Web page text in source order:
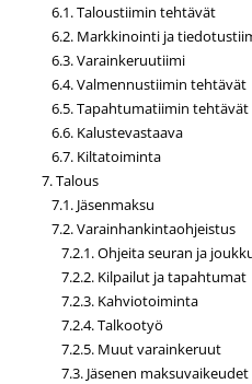
6.1. Taloustiimin tehtävät
6.2. Markkinointi ja
6.3. Varainkeruutiimi
6.4. Valmennustiimin tehtävät
6.5. Tapahtumatiimin tehtävät
6.6. Kalustevastaava
6.7. Kiltatoiminta
7. Talous
7.1. Jäsenmaksu
7.2. Varainhankintaohjeistus
7.2.1. Ohjeita seuran ja
7.2.2. Kilpailut ja tapahtumat
7.2.3. Kahviotoiminta
7.2.4. Talkootyö
7.2.5. Muut varainkeruut
7.3. Jäsenen maksuvaikeudet